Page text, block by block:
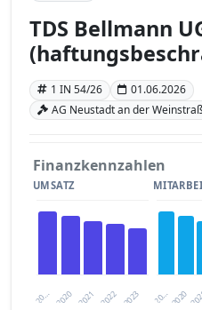
TDS Bellmann
1 IN 54/26
01.06.2026
AG Neustadt an der
Finanzkennzahlen
UMSATZ
20… 2021 2023
2020 2022 20…2020